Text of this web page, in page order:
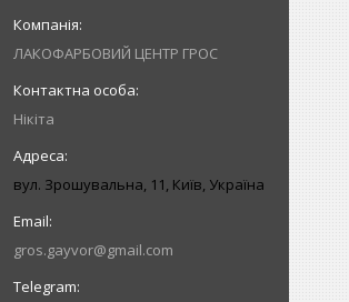
ЛАКОФАРБОВИЙ ЦЕНТР ГРОС
Нікіта
вул. Зрошувальна, 11, Київ, Україна
gros.gayvor@gmail.com